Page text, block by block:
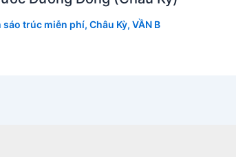
sáo trúc miễn phí, Châu Kỳ, VẦN B